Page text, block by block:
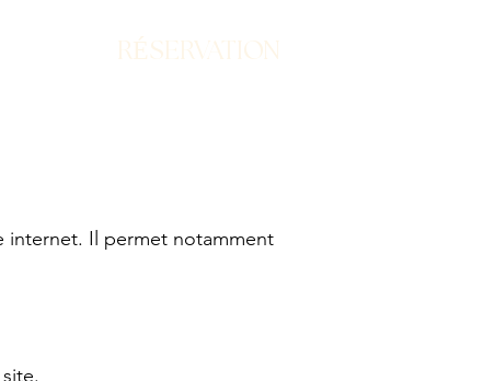
RÉSERVATION
internet. Il permet notamment